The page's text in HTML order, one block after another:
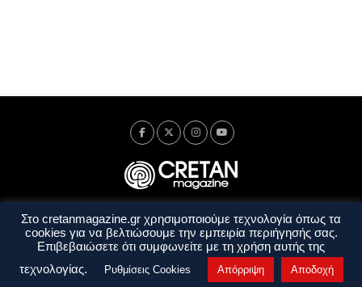
Ταυτότητα Πολιτική Απορρήτου
Όροι Χρήσης
Όροι και Προϋποθέσεις
Στο cretanmagazine.gr χρησιμοποιούμε τεχνολογία όπως τα
cookies για να βελτιώσουμε την εμπειρία περιήγησής σας.
Επιβεβαιώσετε ότι συμφωνείτε με τη χρήση αυτής της
τεχνολογίας.
Ρυθμίσεις Cookies Απόρριψη Αποδοχή